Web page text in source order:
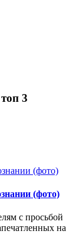
3
(фото)
с просьбой
на